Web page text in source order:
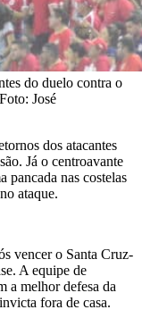
do duelo contra o
José
dos atacantes
Já o centroavante
pancada nas costelas
ataque.
vencer o Santa Cruz-
A equipe de
a melhor defesa da
fora de casa.